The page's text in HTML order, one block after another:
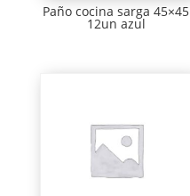
Paño cocina sarga 45×45
12un azul